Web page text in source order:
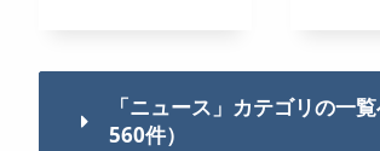
「ニュース」カテゴリの一
560件）